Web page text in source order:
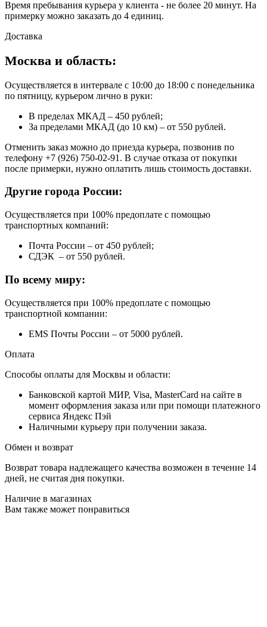
Время пребывания курьера у клиента - не более 20 минут. На
примерку можно заказать до 4 единиц.
Доставка
Москва и область:
Осуществляется в интервале с 10:00 до 18:00 с понедельника
по пятницу, курьером лично в руки:
В пределах МКАД – 450 рублей;
За пределами МКАД (до 10 км) – от 550 рублей.
Отменить заказ можно до приезда курьера, позвонив по
телефону +7 (926) 750-02-91. В случае отказа от покупки
после примерки, нужно оплатить лишь стоимость доставки.
Другие города России:
Осуществляется при 100% предоплате с помощью
транспортных компаний:
Почта России – от 450 рублей;
СДЭК – от 550 рублей.
По всему миру:
Осуществляется при 100% предоплате с помощью
транспортной компании:
EMS Почты России – от 5000 рублей.
Оплата
Способы оплаты для Москвы и области:
Банковской картой МИР, Visa, MasterCard на сайте в
момент оформления заказа или при помощи платежного
сервиса Яндекс Пэй
Наличными курьеру при получении заказа.
Обмен и возврат
Возврат товара надлежащего качества возможен в течение 14
дней, не считая дня покупки.
Наличие в магазинах
Вам также может понравиться